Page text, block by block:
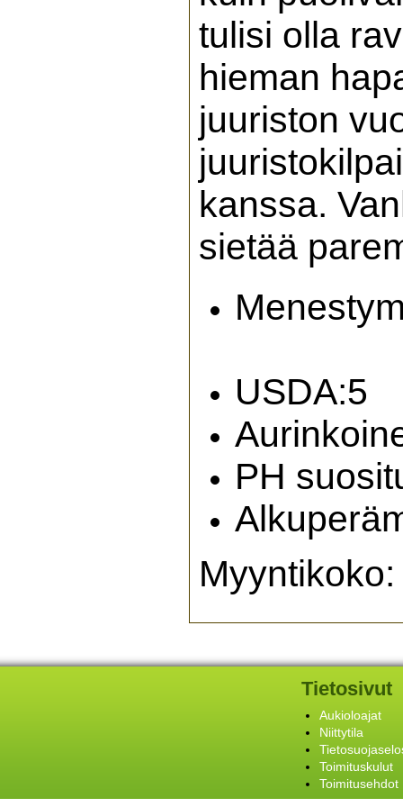
tulisi olla
hieman
juuriston
kanssa.
sietää
USDA:5
PH
Tietosivut
Aukioloajat
Niittytila
Toimituskulut
Toimitusehdot